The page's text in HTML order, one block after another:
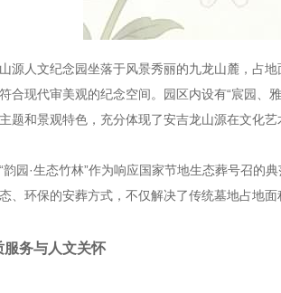
源人文纪念园坐落于风景秀丽的九龙山麓，占
合现代审美观的纪念空间。园区内设有“宸园、
题和景观特色，充分体现了安吉龙山源在文化艺
韵园·生态竹林”作为响应国家节地生态葬号召的
、环保的安葬方式，不仅解决了传统墓地占地
服务与人文关怀